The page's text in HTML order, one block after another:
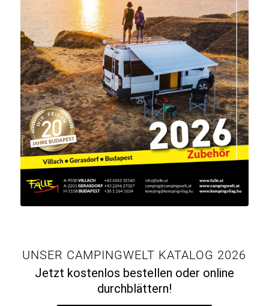
UNSER CAMPINGWELT KATALOG 2026
Jetzt kostenlos bestellen oder online
durchblättern!